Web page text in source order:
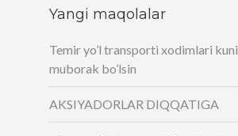
Yangi maqolalar
Temir yo’l transporti xodimlari kuni
muborak bo’lsin
AKSIYADORLAR DIQQATIGA